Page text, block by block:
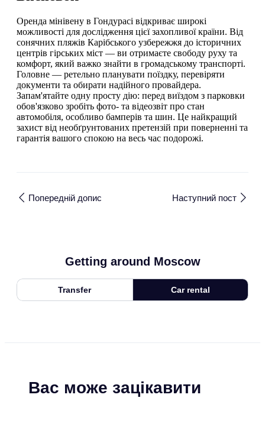
Оренда мінівену в Гондурасі відкриває широкі
можливості для дослідження цієї захопливої країни. Від
сонячних пляжів Карібського узбережжя до історичних
центрів гірських міст — ви отримаєте свободу руху та
комфорт, який важко знайти в громадському транспорті.
Головне — ретельно планувати поїздку, перевіряти
документи та обирати надійного провайдера.
Запам'ятайте одну просту дію: перед виїздом з парковки
обов'язково зробіть фото- та відеозвіт про стан
автомобіля, особливо бамперів та шин. Це найкращий
захист від необґрунтованих претензій при поверненні та
гарантія вашого спокою на весь час подорожі.
Попередній допис Наступний пост
Getting around Moscow
Transfer Car rental
Вас може зацікавити